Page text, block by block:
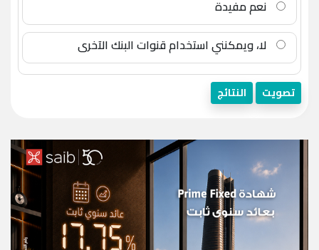
نعم مفيدة
لا، ويمكنني استخدام قنوات البنك الآخرى
تصويت النتائج